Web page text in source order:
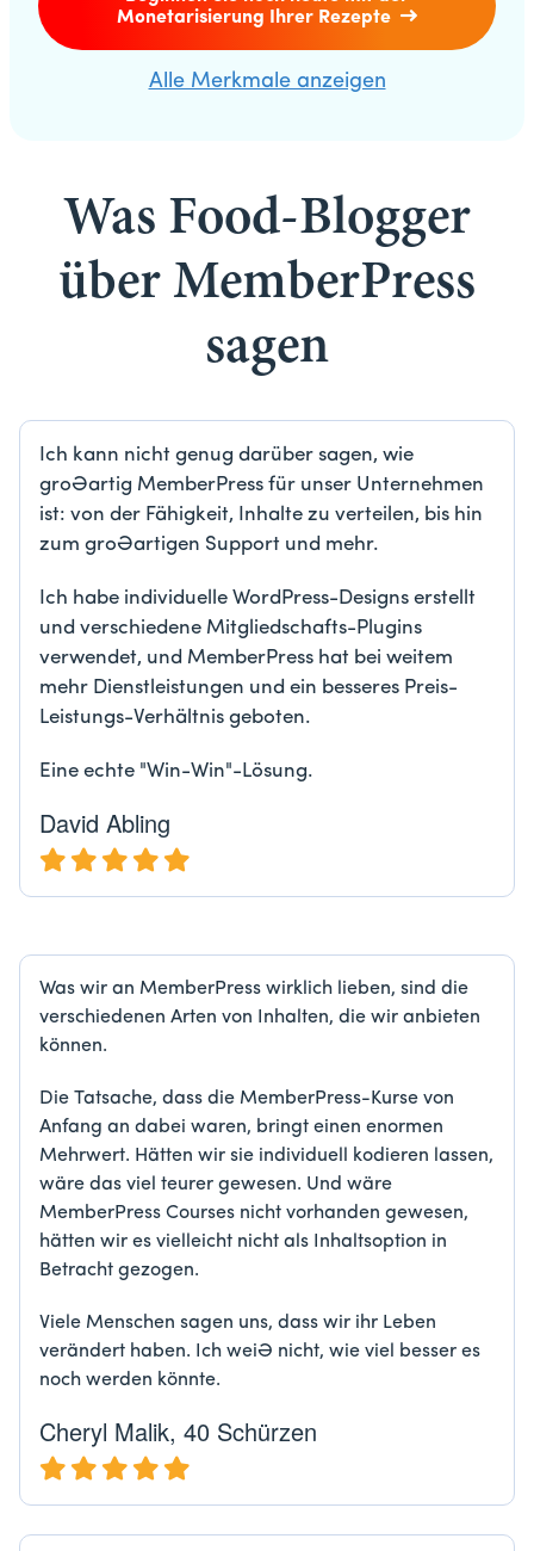
Monetarisierung Ihrer Rezepte
Alle Merkmale anzeigen
Was Food-Blogger
über MemberPress
sagen
Ich kann nicht genug darüber sagen, wie
großartig MemberPress für unser Unternehmen
ist: von der Fähigkeit, Inhalte zu verteilen, bis hin
zum großartigen Support und mehr.
Ich habe individuelle WordPress-Designs erstellt
und verschiedene Mitgliedschafts-Plugins
verwendet, und MemberPress hat bei weitem
mehr Dienstleistungen und ein besseres Preis-
Leistungs-Verhältnis geboten.
Eine echte "Win-Win"-Lösung.
David Abling
Was wir an MemberPress wirklich lieben, sind die
verschiedenen Arten von Inhalten, die wir anbieten
können.
Die Tatsache, dass die MemberPress-Kurse von
Anfang an dabei waren, bringt einen enormen
Mehrwert. Hätten wir sie individuell kodieren lassen,
wäre das viel teurer gewesen. Und wäre
MemberPress Courses nicht vorhanden gewesen,
hätten wir es vielleicht nicht als Inhaltsoption in
Betracht gezogen.
Viele Menschen sagen uns, dass wir ihr Leben
verändert haben. Ich weiß nicht, wie viel besser es
noch werden könnte.
Cheryl Malik, 40 Schürzen